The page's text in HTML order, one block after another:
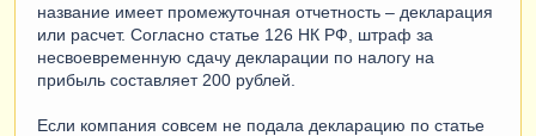
название имеет промежуточная отчетность – декларация
или расчет. Согласно статье 126 НК РФ, штраф за
несвоевременную сдачу декларации по налогу на
прибыль составляет 200 рублей.
Если компания совсем не подала декларацию по статье